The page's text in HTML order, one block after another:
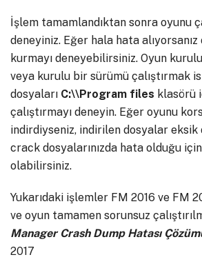
İşlem tamamlandıktan sonra oyunu
deneyiniz. Eğer hala hata
kurmayı deneyebilirsiniz. Oyun
veya kurulu bir sürümü çalıştırmak
dosyaları C:\\Program files klasörü
çalıştırmayı deneyin. Eğer oyunu
indirdiyseniz, indirilen dosyalar eksik
crack dosyalarınızda hata olduğu
olabilirsiniz.
Yukarıdaki işlemler FM 2016 ve FM
ve oyun tamamen sorunsuz
Manager Crash Dump Hatası
2017